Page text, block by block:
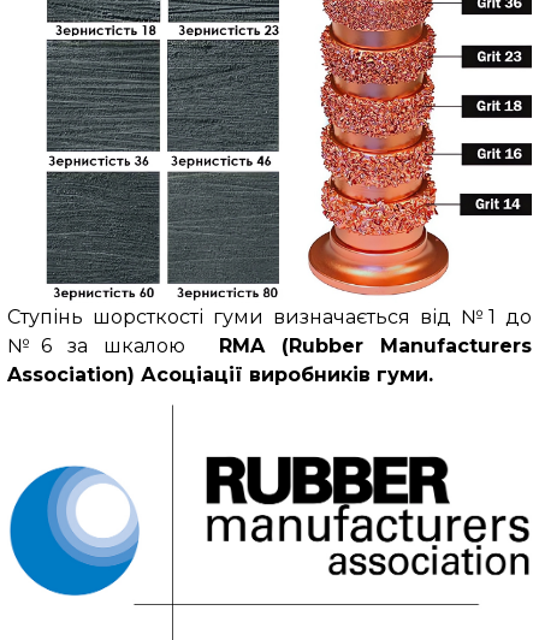
Ступінь шорсткості гуми визначається від №1 до
№6 за шкалою
RMA (Rubber Manufacturers
Association) Асоціації виробників гуми.